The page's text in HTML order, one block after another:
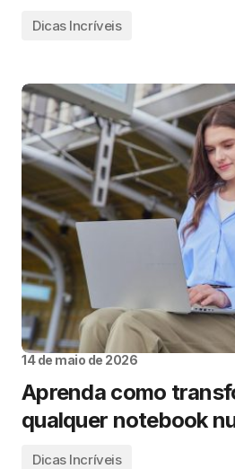
Dicas Incríveis
14 de maio de 2026
Aprenda como
qualquer notebook
Dicas Incríveis